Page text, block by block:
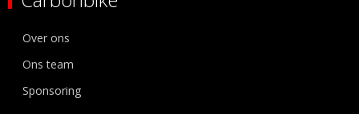
Over ons
Ons team
Sponsoring